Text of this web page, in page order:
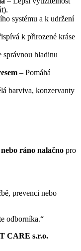
systému a k udržení
k přirozené kráse
správnou hladinu
– Pomáhá
barviva, konzervanty
ráno nalačno pro
prevenci nebo
odborníka.“
CARE s.r.o.